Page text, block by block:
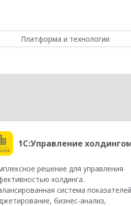
Платформа и технологии
1С:Управление
решение для управления
холдинга.
система
бизнес-анализ,